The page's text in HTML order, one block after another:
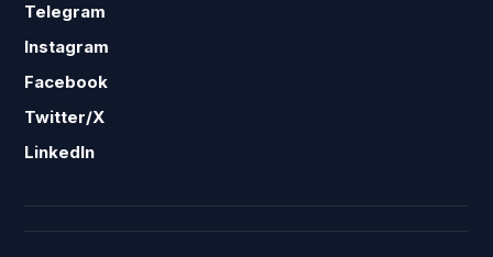
Telegram
Instagram
Facebook
Twitter/X
LinkedIn